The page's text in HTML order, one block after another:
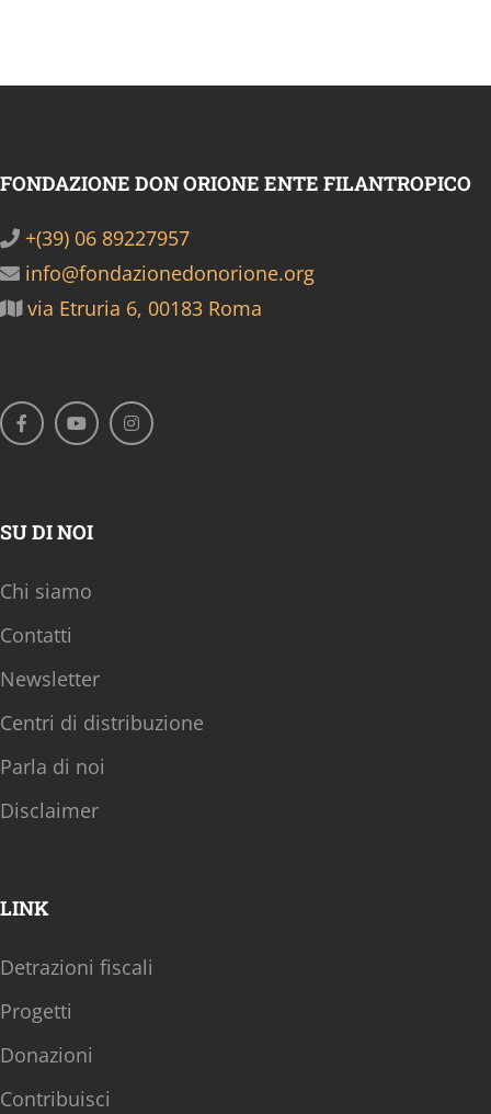
FONDAZIONE DON ORIONE ENTE FILANTROPICO
+(39) 06 89227957
info@fondazionedonorione.org
via Etruria 6, 00183 Roma
SU DI NOI
Chi siamo
Contatti
Newsletter
Centri di distribuzione
Parla di noi
Disclaimer
LINK
Detrazioni fiscali
Progetti
Donazioni
Contribuisci